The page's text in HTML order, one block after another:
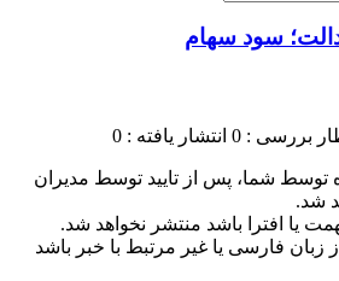
سود سهام
بررسی : 0 انتشار یافته : 0
شما، پس از تایید توسط مدیران
شد.
یا افترا باشد منتشر نخواهد شد.
زبان فارسی یا غیر مرتبط با خبر باشد